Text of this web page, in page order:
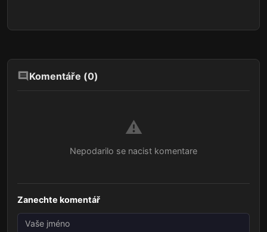
Komentáře (0)
⚠️
Nepodarilo se nacist komentare
Zanechte komentář